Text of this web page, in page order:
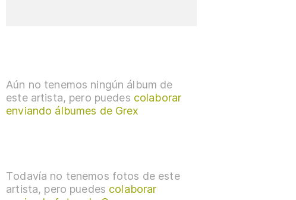
Aún no tenemos ningún álbum de
este artista, pero puedes colaborar
enviando álbumes de Grex
Todavía no tenemos fotos de este
artista, pero puedes colaborar